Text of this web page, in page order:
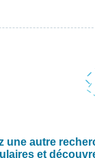
une autre
et